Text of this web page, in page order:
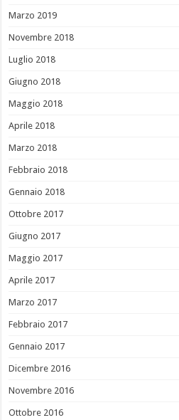
Marzo 2019
Novembre 2018
Luglio 2018
Giugno 2018
Maggio 2018
Aprile 2018
Marzo 2018
Febbraio 2018
Gennaio 2018
Ottobre 2017
Giugno 2017
Maggio 2017
Aprile 2017
Marzo 2017
Febbraio 2017
Gennaio 2017
Dicembre 2016
Novembre 2016
Ottobre 2016